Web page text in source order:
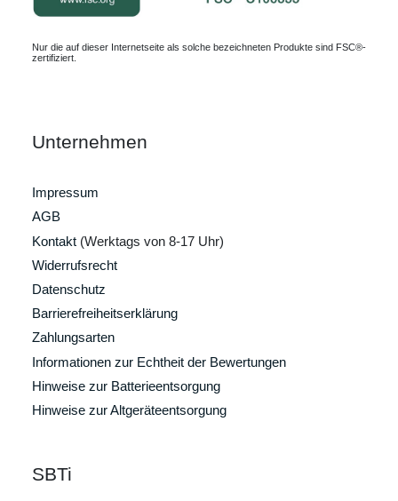
Nur die auf dieser Internetseite als solche bezeichneten Produkte sind FSC®-
zertifiziert.
Unternehmen
Impressum
AGB
Kontakt (Werktags von 8-17 Uhr)
Widerrufsrecht
Datenschutz
Barrierefreiheitserklärung
Zahlungsarten
Informationen zur Echtheit der Bewertungen
Hinweise zur Batterieentsorgung
Hinweise zur Altgeräteentsorgung
SBTi